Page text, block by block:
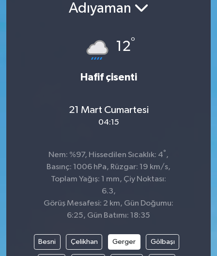
Adıyaman
12°
Hafif çisenti
21 Mart Cumartesi
04:15
Nem: %97, Hissedilen Sıcaklık: 4° ,
Basınç: 1006 hPa, Rüzgar: 19 km/s,
Toplam Yağış: 1 mm, Çiy Noktası:
6.3,
Görüş Mesafesi: 2 km, Gün Doğumu:
6:25, Gün Batımı: 18:35
Besni Çelikhan Gerger Gölbaşı